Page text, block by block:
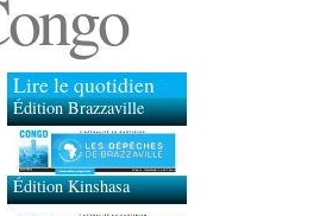
Lire le quotidien
Édition Brazzaville
Édition Kinshasa